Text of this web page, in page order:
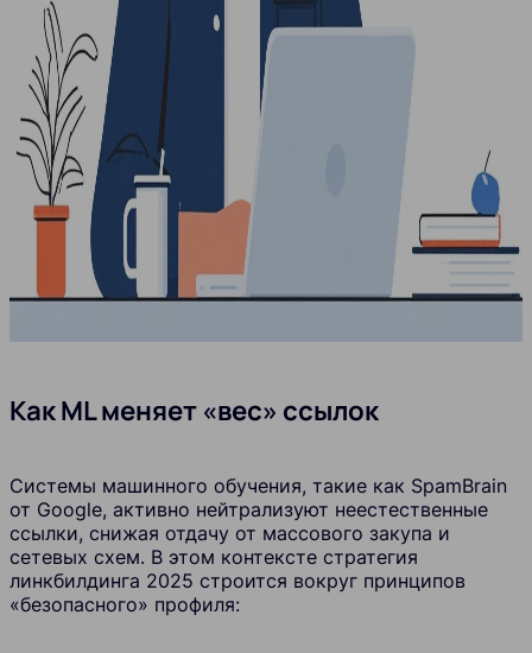
Как ML меняет «вес» ссылок
Системы машинного обучения, такие как SpamBrain
от Google, активно нейтрализуют неестественные
ссылки, снижая отдачу от массового закупа и
сетевых схем. В этом контексте стратегия
линкбилдинга 2025 строится вокруг принципов
«безопасного» профиля: